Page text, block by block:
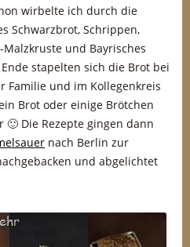
wirbelte ich durch die
Schwarzbrot, Schrippen,
Malzkruste und Bayrisches
stapelten sich die Brot bei
Familie und im Kollegenkreis
Brot oder einige Brötchen
🙂 Die Rezepte gingen dann
nach Berlin zur
und abgelichtet